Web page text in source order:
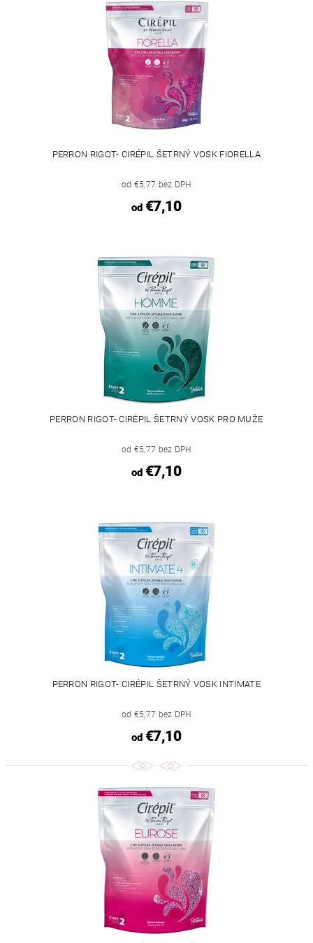
PERRON RIGOT- CIRÉPIL ŠETRNÝ VOSK FIORELLA
od €5,77 bez DPH
od€7,10
PERRON RIGOT- CIRÉPIL ŠETRNÝ VOSK PRO MUŽE
od €5,77 bez DPH
od€7,10
PERRON RIGOT- CIRÉPIL ŠETRNÝ VOSK INTIMATE
od €5,77 bez DPH
od€7,10